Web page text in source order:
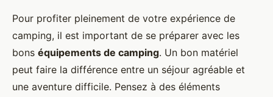
Pour profiter pleinement de votre expérience de
camping, il est important de se préparer avec les
bons équipements de camping. Un bon matériel
peut faire la différence entre un séjour agréable et
une aventure difficile. Pensez à des éléments